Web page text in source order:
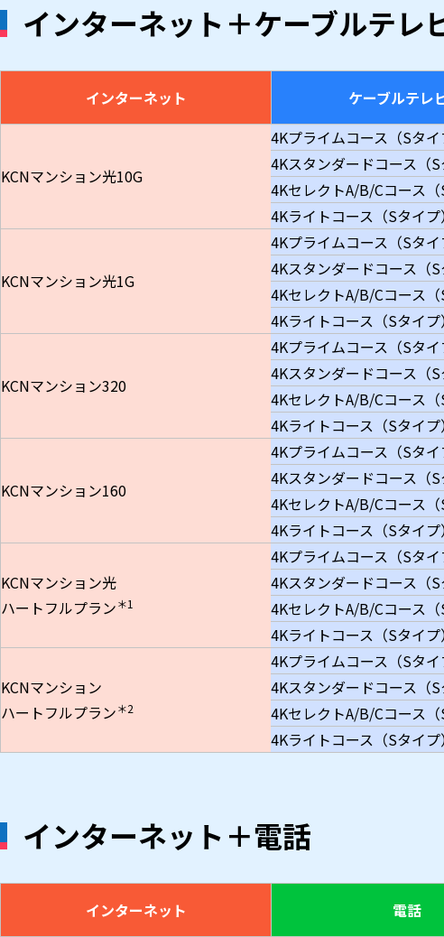
インターネット＋ケーブルテレ
インターネット ケーブルテレ
KCNマンション光10G
4Kプライムコース（Sタイ
4Kスタンダードコース（S
4KセレクトA/B/Cコース（
4Kライトコース（Sタイプ）
KCNマンション光1G
4Kプライムコース（Sタイ
4Kスタンダードコース（S
4KセレクトA/B/Cコース（
4Kライトコース（Sタイプ）
KCNマンション320
4Kプライムコース（Sタイ
4Kスタンダードコース（S
4KセレクトA/B/Cコース（
4Kライトコース（Sタイプ）
KCNマンション160
4Kプライムコース（Sタイ
4Kスタンダードコース（S
4KセレクトA/B/Cコース（
4Kライトコース（Sタイプ）
KCNマンション光
ハートフルプラン＊1
4Kプライムコース（Sタイ
4Kスタンダードコース（S
4KセレクトA/B/Cコース（
4Kライトコース（Sタイプ）
KCNマンション
ハートフルプラン＊2
4Kプライムコース（Sタイ
4Kスタンダードコース（S
4KセレクトA/B/Cコース（
4Kライトコース（Sタイプ）
インターネット＋電話
インターネット 電話